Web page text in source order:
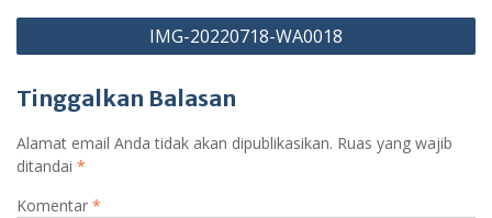
Navigasi
pos
IMG-20220718-WA0018
Tinggalkan Balasan
Alamat email Anda tidak akan dipublikasikan. Ruas yang wajib
ditandai *
Komentar *